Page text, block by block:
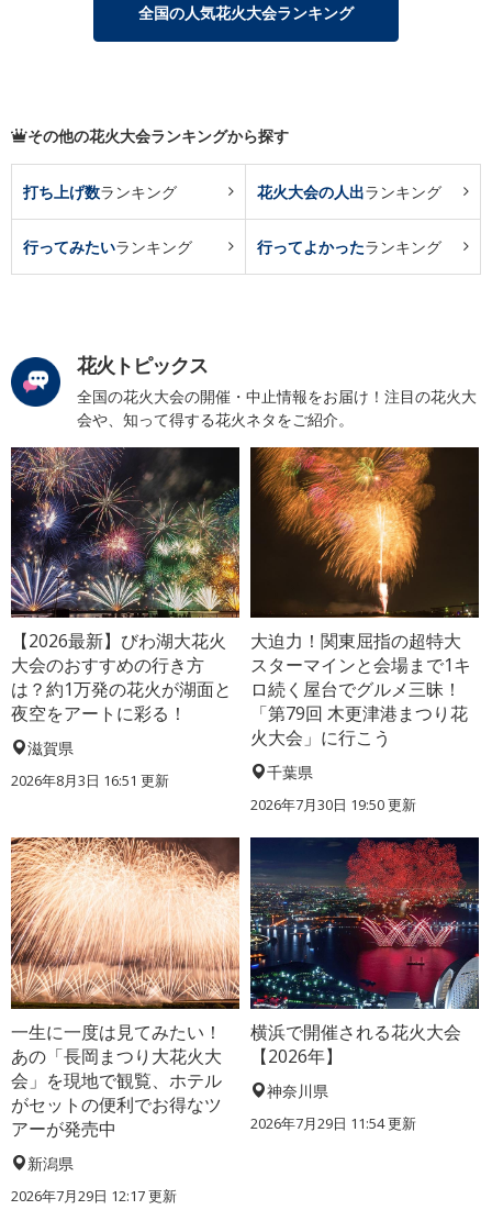
全国の人気花火大会ランキング
その他の花火大会ランキングから探す
打ち上げ数ランキング 花火大会の人出ランキング
行ってみたいランキング 行ってよかったランキング
花火トピックス
全国の花火大会の開催・中止情報をお届け！注目の花火大
会や、知って得する花火ネタをご紹介。
【2026最新】びわ湖大花火
大会のおすすめの行き方
は？約1万発の花火が湖面と
夜空をアートに彩る！
滋賀県
2026年8月3日 16:51 更新
大迫力！関東屈指の超特大
スターマインと会場まで1キ
ロ続く屋台でグルメ三昧！
「第79回 木更津港まつり花
火大会」に行こう
千葉県
2026年7月30日 19:50 更新
一生に一度は見てみたい！
あの「長岡まつり大花火大
会」を現地で観覧、ホテル
がセットの便利でお得なツ
アーが発売中
新潟県
2026年7月29日 12:17 更新
横浜で開催される花火大会
【2026年】
神奈川県
2026年7月29日 11:54 更新